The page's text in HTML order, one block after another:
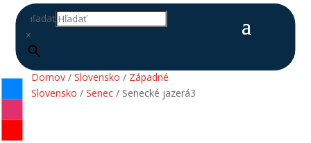
Hľadať
×
Domov/ Slovensko / Západné
Slovensko / Senec/ Senecké jazerá3